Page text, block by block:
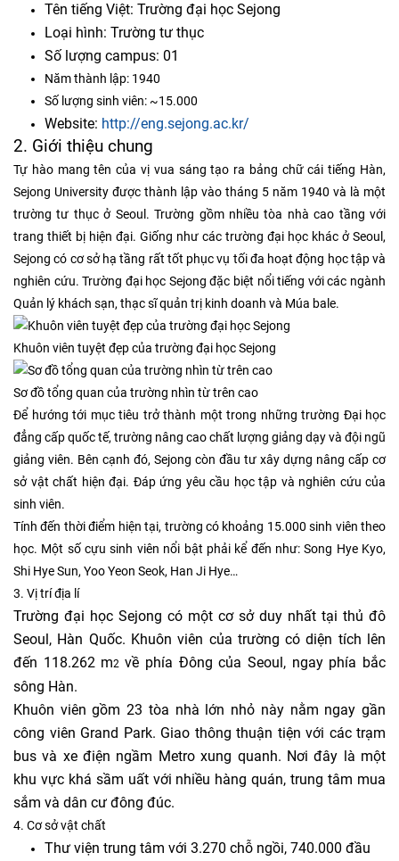
Tên tiếng Việt: Trường đại học Sejong
Loại hình: Trường tư thục
Số lượng campus: 01
Năm thành lập: 1940
Số lượng sinh viên: ~15.000
Website: http://eng.sejong.ac.kr/
2. Giới thiệu chung
Tự hào mang tên của vị vua sáng tạo ra bảng chữ cái tiếng Hàn,
Sejong University được thành lập vào tháng 5 năm 1940 và là một
trường tư thục ở Seoul. Trường gồm nhiều tòa nhà cao tầng với
trang thiết bị hiện đại. Giống như các trường đại học khác ở Seoul,
Sejong có cơ sở hạ tầng rất tốt phục vụ tối đa hoạt động học tập và
nghiên cứu. Trường đại học Sejong đặc biệt nổi tiếng với các ngành
Quản lý khách sạn, thạc sĩ quản trị kinh doanh và Múa bale.
Khuôn viên tuyệt đẹp của trường đại học Sejong
Sơ đồ tổng quan của trường nhìn từ trên cao
Để hướng tới mục tiêu trở thành một trong những trường Đại học
đẳng cấp quốc tế, trường nâng cao chất lượng giảng dạy và đội ngũ
giảng viên. Bên cạnh đó, Sejong còn đầu tư xây dựng nâng cấp cơ
sở vật chất hiện đại. Đáp ứng yêu cầu học tập và nghiên cứu của
sinh viên.
Tính đến thời điểm hiện tại, trường có khoảng 15.000 sinh viên theo
học. Một số cựu sinh viên nổi bật phải kể đến như: Song Hye Kyo,
Shi Hye Sun, Yoo Yeon Seok, Han Ji Hye…
3. Vị trí địa lí
Trường đại học Sejong có một cơ sở duy nhất tại thủ đô
Seoul, Hàn Quốc. Khuôn viên của trường có diện tích lên
đến 118.262 m2về phía Đông của Seoul, ngay phía bắc
sông Hàn.
Khuôn viên gồm 23 tòa nhà lớn nhỏ này nằm ngay gần
công viên Grand Park. Giao thông thuận tiện với các trạm
bus và xe điện ngầm Metro xung quanh. Nơi đây là một
khu vực khá sầm uất với nhiều hàng quán, trung tâm mua
sắm và dân cư đông đúc.
4. Cơ sở vật chất
Thư viện trung tâm với 3.270 chỗ ngồi, 740.000 đầu